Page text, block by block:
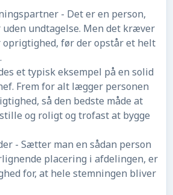
- Det er en person,
undtagelse. Men det kræver
før der opstår et helt
et typisk eksempel på en solid
Frem for alt lægger personen
så den bedste måde at
og roligt og trofast at bygge
- Sætter man en sådan person
placering i afdelingen, er
for, at hele stemningen bliver